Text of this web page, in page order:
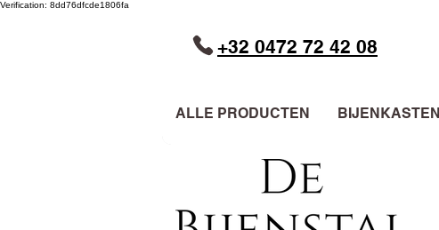
Verification: 8dd76dfcde1806fa
+32 0472 72 42 08
ALLE PRODUCTEN BIJENKASTEN